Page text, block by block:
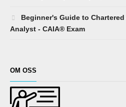
Beginner's Guide to
Analyst - CAIA® Exam
OM OSS